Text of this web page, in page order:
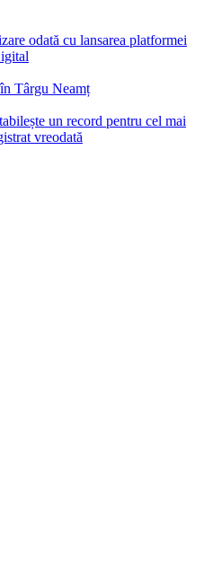
odată cu lansarea platformei
Târgu Neamț
un record pentru cel mai
vreodată